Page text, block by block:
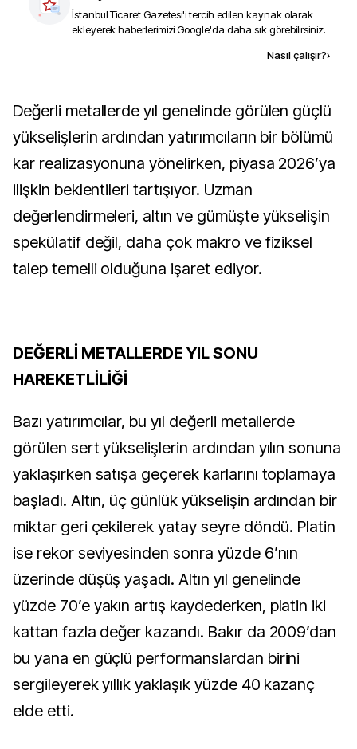
İstanbul Ticaret Gazetesi'i tercih edilen kaynak olarak
ekleyerek haberlerimizi Google'da daha sık görebilirsiniz.
Nasıl çalışır?›
Değerli metallerde yıl genelinde görülen güçlü
yükselişlerin ardından yatırımcıların bir bölümü
kar realizasyonuna yönelirken, piyasa 2026’ya
ilişkin beklentileri tartışıyor. Uzman
değerlendirmeleri, altın ve gümüşte yükselişin
spekülatif değil, daha çok makro ve fiziksel
talep temelli olduğuna işaret ediyor.
DEĞERLİ METALLERDE YIL SONU
HAREKETLİLİĞİ
Bazı yatırımcılar, bu yıl değerli metallerde
görülen sert yükselişlerin ardından yılın sonuna
yaklaşırken satışa geçerek karlarını toplamaya
başladı. Altın, üç günlük yükselişin ardından bir
miktar geri çekilerek yatay seyre döndü. Platin
ise rekor seviyesinden sonra yüzde 6’nın
üzerinde düşüş yaşadı. Altın yıl genelinde
yüzde 70’e yakın artış kaydederken, platin iki
kattan fazla değer kazandı. Bakır da 2009’dan
bu yana en güçlü performanslardan birini
sergileyerek yıllık yaklaşık yüzde 40 kazanç
elde etti.